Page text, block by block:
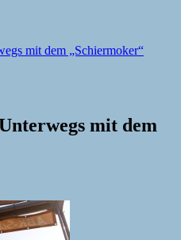
mit dem „Schiermoker“
mit dem